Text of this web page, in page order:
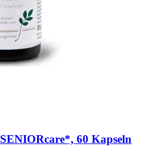
SENIORcare*, 60 Kapseln